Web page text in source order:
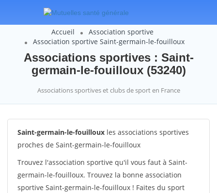
Accueil
Association sportive
Association sportive Saint-germain-le-fouilloux
Associations sportives : Saint-
germain-le-fouilloux (53240)
Associations sportives et clubs de sport en France
Saint-germain-le-fouilloux les associations sportives
proches de Saint-germain-le-fouilloux
Trouvez l'association sportive qu'il vous faut à Saint-
germain-le-fouilloux. Trouvez la bonne association
sportive Saint-germain-le-fouilloux ! Faites du sport